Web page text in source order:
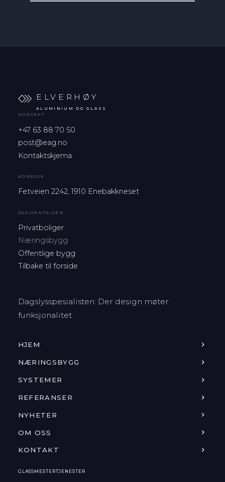
ELVERHØY
ALUMINIUM OG GLASS
KONTAKT
+47 63 88 70 50
post@eag.no
Kontaktskjema
ADRESSE
Fetveien 2242, 1910 Enebakkneset
SEGMENTSIDER
Privatboliger
Næringsbygg
Offentlige bygg
Tilbake til forside
Dagslysspesialisten: Der design møter
funksjonalitet
HJEM
NÆRINGSBYGG
SYSTEMER
REFERANSER
NYHETER
OM OSS
KONTAKT
GLASSMESTERTJENESTER